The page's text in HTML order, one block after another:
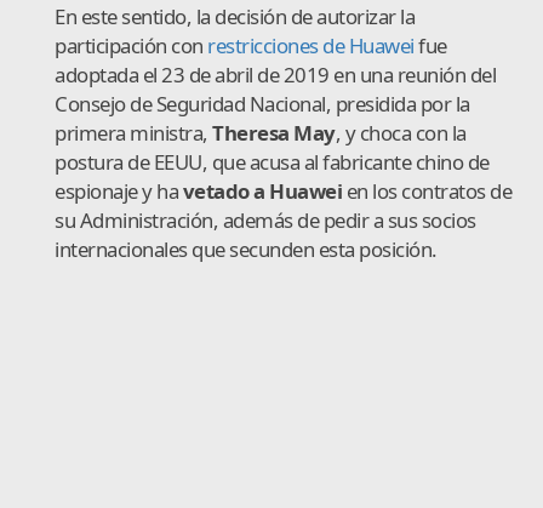
En este sentido, la decisión de autorizar la
participación con restricciones de Huaweifue
adoptada el 23 de abril de 2019 en una reunión del
Consejo de Seguridad Nacional, presidida por la
primera ministra, Theresa May, y choca con la
postura de EEUU, que acusa al fabricante chino de
espionaje y havetado a Huawei en los contratos de
su Administración, además de pedir a sus socios
internacionales que secunden esta posición.